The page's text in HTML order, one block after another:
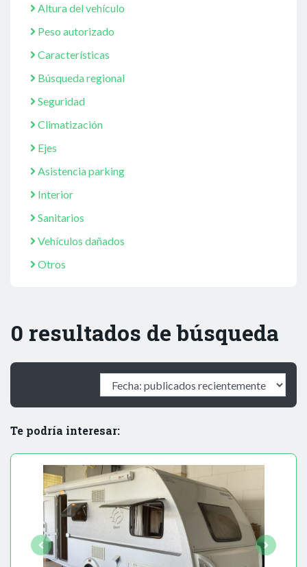
Altura del vehículo
Peso autorizado
Características
Búsqueda regional
Seguridad
Climatización
Ejes
Asistencia parking
Interior
Sanitarios
Vehículos dañados
Otros
0 resultados de búsqueda
Te podría interesar: